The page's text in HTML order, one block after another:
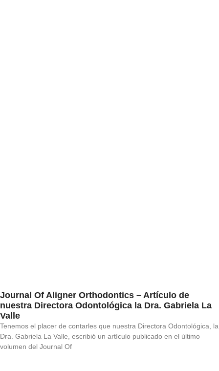
Journal Of Aligner Orthodontics – Artículo de
nuestra Directora Odontológica la Dra. Gabriela La
Valle
Tenemos el placer de contarles que nuestra Directora Odontológica, la
Dra. Gabriela La Valle, escribió un artículo publicado en el último
volumen del Journal Of